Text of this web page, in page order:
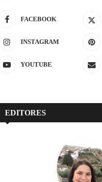
FACEBOOK
INSTAGRAM
YOUTUBE
EDITORES